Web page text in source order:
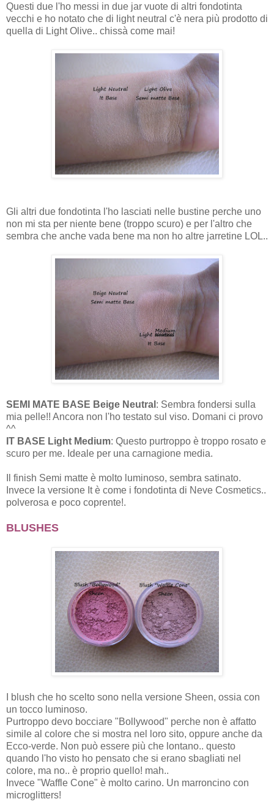
Questi due l'ho messi in due jar vuote di altri fondotinta
vecchi e ho notato che di light neutral c'è nera più prodotto di
quella di Light Olive.. chissà come mai!
Gli altri due fondotinta l'ho lasciati nelle bustine perche uno
non mi sta per niente bene (troppo scuro) e per l'altro che
sembra che anche vada bene ma non ho altre jarretine LOL..
SEMI MATE BASE Beige Neutral : Sembra fondersi sulla
mia pelle!! Ancora non l'ho testato sul viso. Domani ci provo
^^
IT BASE Light Medium: Questo purtroppo è troppo rosato e
scuro per me. Ideale per una carnagione media.
Il finish Semi matte è molto luminoso, sembra satinato.
Invece la versione It è come i fondotinta di Neve Cosmetics..
polverosa e poco coprente!.
BLUSHES
I blush che ho scelto sono nella versione Sheen, ossia con
un tocco luminoso.
Purtroppo devo bocciare "Bollywood" perche non è affatto
simile al colore che si mostra nel loro sito, oppure anche da
Ecco-verde. Non può essere più che lontano.. questo
quando l'ho visto ho pensato che si erano sbagliati nel
colore, ma no.. è proprio quello! mah..
Invece "Waffle Cone" è molto carino. Un marroncino con
microglitters!